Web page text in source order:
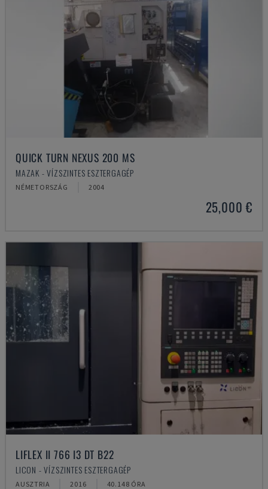
QUICK TURN NEXUS 200 MS
MAZAK - VÍZSZINTES ESZTERGAGÉP
NÉMETORSZÁG 2004
25,000 €
LIFLEX II 766 I3 DT B22
LICON - VÍZSZINTES ESZTERGAGÉP
AUSZTRIA 2016 40.148 ÓRA